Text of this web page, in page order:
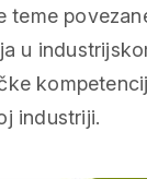
teme
u
industriji.